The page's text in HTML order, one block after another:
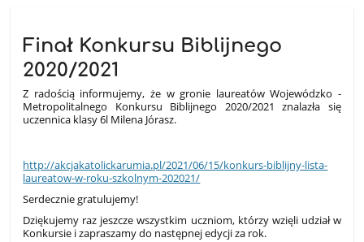
Finał Konkursu Biblijnego
2020/2021
Z radością informujemy, że w gronie laureatów Wojewódzko -
Metropolitalnego Konkursu Biblijnego 2020/2021 znalazła się
uczennica klasy 6l Milena Jórasz.
http://akcjakatolickarumia.pl/2021/06/15/konkurs-biblijny-lista-
laureatow-w-roku-szkolnym-202021/
Serdecznie gratulujemy!
Dziękujemy raz jeszcze wszystkim uczniom, którzy wzięli udział w
Konkursie i zapraszamy do następnej edycji za rok.